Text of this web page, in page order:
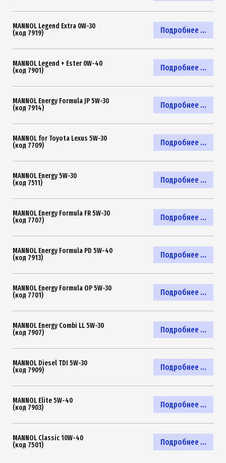
Подробнее ...
MANNOL Legend Extra 0W-30
(код 7919)
Подробнее ...
MANNOL Legend + Ester 0W-40
(код 7901)
Подробнее ...
MANNOL Energy Formula JP 5W-30
(код 7914)
Подробнее ...
MANNOL for Toyota Lexus 5W-30
(код 7709)
Подробнее ...
MANNOL Energy 5W-30
(код 7511)
Подробнее ...
MANNOL Energy Formula FR 5W-30
(код 7707)
Подробнее ...
MANNOL Energy Formula PD 5W-40
(код 7913)
Подробнее ...
MANNOL Energy Formula OP 5W-30
(код 7701)
Подробнее ...
MANNOL Energy Combi LL 5W-30
(код 7907)
Подробнее ...
MANNOL Diesel TDI 5W-30
(код 7909)
Подробнее ...
MANNOL Elite 5W-40
(код 7903)
Подробнее ...
MANNOL Classic 10W-40
(код 7501)